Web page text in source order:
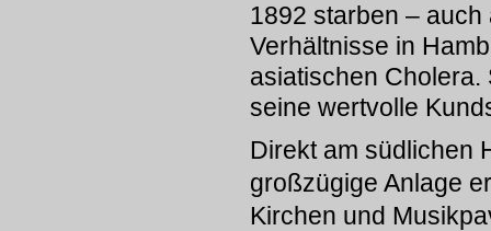
1892 starben –
Verhältnisse in
asiatischen Cholera.
seine wertvolle
Direkt am südlichen
großzügige Anlage
Kirchen und